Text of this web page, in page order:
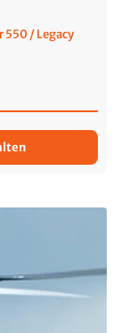
550 / Legacy